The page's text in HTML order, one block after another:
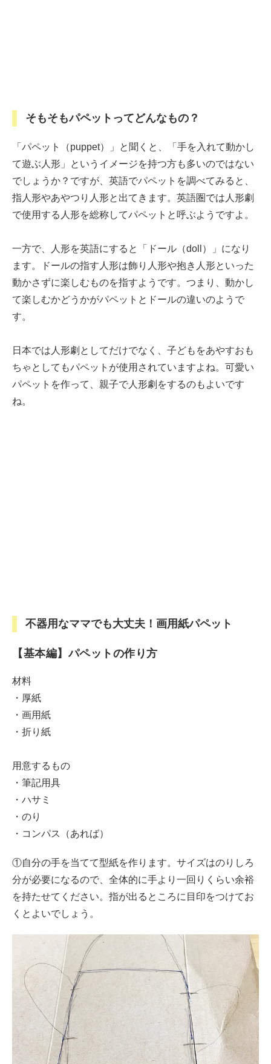
そもそもパペットってどんなもの？
「パペット（puppet）」と聞くと、「手を入れて動かし
て遊ぶ人形」というイメージを持つ方も多いのではない
でしょうか？ですが、英語でパペットを調べてみると、
指人形やあやつり人形と出てきます。英語圏では人形劇
で使用する人形を総称してパペットと呼ぶようですよ。
一方で、人形を英語にすると「ドール（doll）」になり
ます。ドールの指す人形は飾り人形や抱き人形といった
動かさずに楽しむものを指すようです。つまり、動かし
て楽しむかどうかがパペットとドールの違いのようで
す。
日本では人形劇としてだけでなく、子どもをあやすおも
ちゃとしてもパペットが使用されていますよね。可愛い
パペットを作って、親子で人形劇をするのもよいです
ね。
不器用なママでも大丈夫！画用紙パペット
【基本編】パペットの作り方
材料
・厚紙
・画用紙
・折り紙
用意するもの
・筆記用具
・ハサミ
・のり
・コンパス（あれば）
①自分の手を当てて型紙を作ります。サイズはのりしろ
分が必要になるので、全体的に手より一回りくらい余裕
を持たせてください。指が出るところに目印をつけてお
くとよいでしょう。